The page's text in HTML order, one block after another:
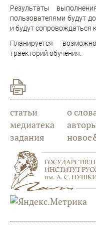
Результаты
пользователями будут
и будут сопровождаться
Планируется
траекторий обучения.
статьи
медиатека
задания
о